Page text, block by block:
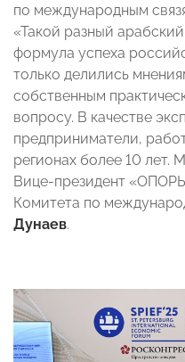
по международным
«Такой разный
формула успеха
только делились
собственным
вопросу. В качестве
предприниматели,
регионах более 10 лет.
Вице-президент
Комитета по
Дунаев.